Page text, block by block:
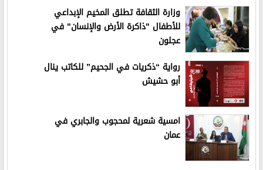
وزارة الثقافة تطلق المخيم الإبداعي
للأطفال "ذاكرة الأرض والإنسان" في
عجلون
رواية “ذكريات في الجحيم” للكاتب ينال
أبو حشيش
امسية شعرية لمحجوب والجابري في
عمان